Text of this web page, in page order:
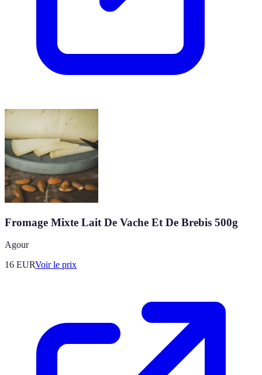
Fromage Mixte Lait De Vache Et De Brebis 500g
Agour
16 EURVoir le prix